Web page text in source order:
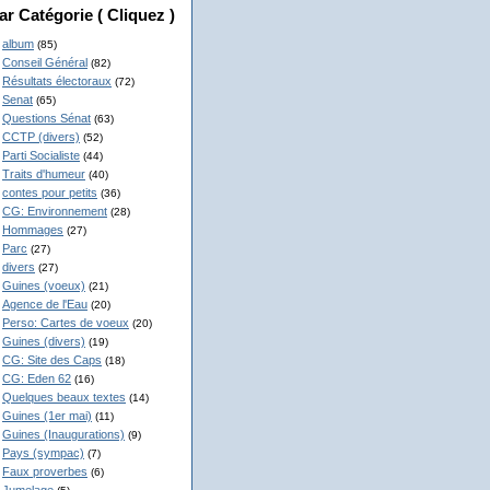
Catégorie ( Cliquez )
album (85)
Conseil Général (82)
Résultats électoraux (72)
Senat (65)
Questions Sénat (63)
CCTP (divers) (52)
Parti Socialiste (44)
Traits d'humeur (40)
contes pour petits (36)
CG: Environnement (28)
Hommages (27)
Parc (27)
divers (27)
Guines (voeux) (21)
Agence de l'Eau (20)
Perso: Cartes de voeux (20)
Guines (divers) (19)
CG: Site des Caps (18)
CG: Eden 62 (16)
Quelques beaux textes (14)
Guines (1er mai) (11)
Guines (Inaugurations) (9)
Pays (sympac) (7)
Faux proverbes (6)